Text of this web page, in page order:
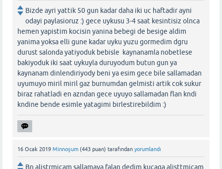
Bizde ayri yattik 50 gun kadar daha iki uc haftadir ayni
odayi paylasioruz :) gece uykusu 3-4 saat kesintisiz olnca
hemen yapistim kocisin yanina bebegi de besige aldim
yanima yoksa elli gune kadar uyku yuzu gormedim dgru
durust salonda yatiyoduk bebisle kaynanamla nobetlese
bakiyoduk iki saat uykuyla duruyodum butun gun ya
kaynanam dinlendiriyody beni ya esim gece bile sallamadan
uyumuyo miril miril gaz burnumdan gelmisti artik cok sukur
biraz rahatladi en azndan gece uyuyo sallamadan flan kndi
kndine bende esimle yatagimi birlestirebildim :)
16 Ocak 2019 Minnoşum (443 puan) tarafından yorumlandı
Bn alistrmicam sallamaya falan dedim kucaga alisttmicam